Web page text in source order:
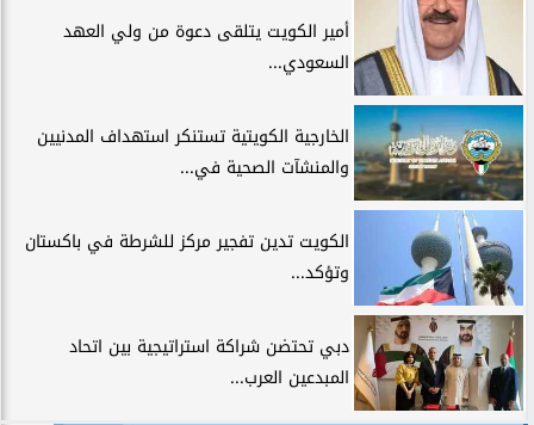
أمير الكويت يتلقى دعوة من ولي العهد
السعودي...
الخارجية الكويتية تستنكر استهداف المدنيين
والمنشآت الصحية في...
الكويت تدين تفجير مركز للشرطة في باكستان
وتؤكد...
دبي تحتضن شراكة استراتيجية بين اتحاد
المبدعين العرب...